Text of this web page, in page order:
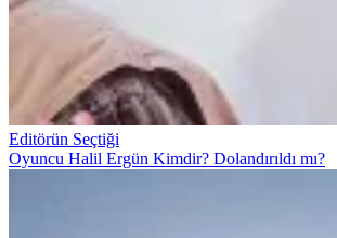
Editörün Seçtiği
Oyuncu Halil Ergün Kimdir? Dolandırıldı mı?